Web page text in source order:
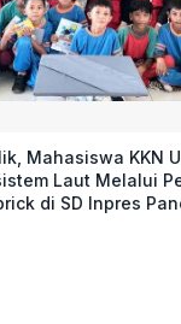
Mahasiswa KKN
Laut Melalui
di SD Inpres